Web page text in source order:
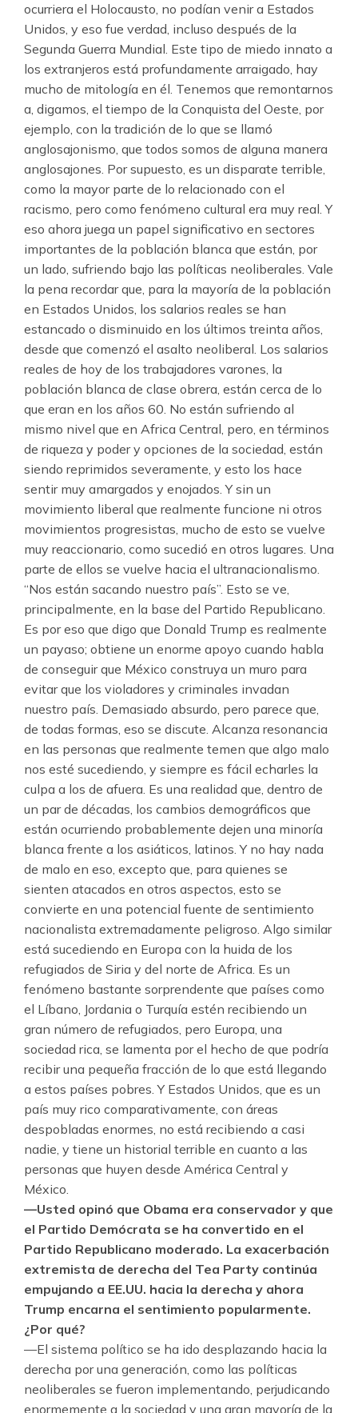
ocurriera el Holocausto, no podían venir a Estados
Unidos, y eso fue verdad, incluso después de la
Segunda Guerra Mundial. Este tipo de miedo innato a
los extranjeros está profundamente arraigado, hay
mucho de mitología en él. Tenemos que remontarnos
a, digamos, el tiempo de la Conquista del Oeste, por
ejemplo, con la tradición de lo que se llamó
anglosajonismo, que todos somos de alguna manera
anglosajones. Por supuesto, es un disparate terrible,
como la mayor parte de lo relacionado con el
racismo, pero como fenómeno cultural era muy real. Y
eso ahora juega un papel significativo en sectores
importantes de la población blanca que están, por
un lado, sufriendo bajo las políticas neoliberales. Vale
la pena recordar que, para la mayoría de la población
en Estados Unidos, los salarios reales se han
estancado o disminuido en los últimos treinta años,
desde que comenzó el asalto neoliberal. Los salarios
reales de hoy de los trabajadores varones, la
población blanca de clase obrera, están cerca de lo
que eran en los años 60. No están sufriendo al
mismo nivel que en Africa Central, pero, en términos
de riqueza y poder y opciones de la sociedad, están
siendo reprimidos severamente, y esto los hace
sentir muy amargados y enojados. Y sin un
movimiento liberal que realmente funcione ni otros
movimientos progresistas, mucho de esto se vuelve
muy reaccionario, como sucedió en otros lugares. Una
parte de ellos se vuelve hacia el ultranacionalismo.
“Nos están sacando nuestro país”. Esto se ve,
principalmente, en la base del Partido Republicano.
Es por eso que digo que Donald Trump es realmente
un payaso; obtiene un enorme apoyo cuando habla
de conseguir que México construya un muro para
evitar que los violadores y criminales invadan
nuestro país. Demasiado absurdo, pero parece que,
de todas formas, eso se discute. Alcanza resonancia
en las personas que realmente temen que algo malo
nos esté sucediendo, y siempre es fácil echarles la
culpa a los de afuera. Es una realidad que, dentro de
un par de décadas, los cambios demográficos que
están ocurriendo probablemente dejen una minoría
blanca frente a los asiáticos, latinos. Y no hay nada
de malo en eso, excepto que, para quienes se
sienten atacados en otros aspectos, esto se
convierte en una potencial fuente de sentimiento
nacionalista extremadamente peligroso. Algo similar
está sucediendo en Europa con la huida de los
refugiados de Siria y del norte de Africa. Es un
fenómeno bastante sorprendente que países como
el Líbano, Jordania o Turquía estén recibiendo un
gran número de refugiados, pero Europa, una
sociedad rica, se lamenta por el hecho de que podría
recibir una pequeña fracción de lo que está llegando
a estos países pobres. Y Estados Unidos, que es un
país muy rico comparativamente, con áreas
despobladas enormes, no está recibiendo a casi
nadie, y tiene un historial terrible en cuanto a las
personas que huyen desde América Central y
México.
—Usted opinó que Obama era conservador y que
el Partido Demócrata se ha convertido en el
Partido Republicano moderado. La exacerbación
extremista de derecha del Tea Party continúa
empujando a EE.UU. hacia la derecha y ahora
Trump encarna el sentimiento popularmente.
¿Por qué?
—El sistema político se ha ido desplazando hacia la
derecha por una generación, como las políticas
neoliberales se fueron implementando, perjudicando
enormemente a la sociedad y una gran mayoría de la